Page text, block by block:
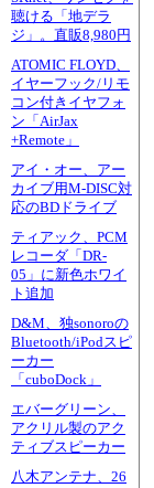
聴ける「地デラ
ジ」。直販8,980円
ATOMIC FLOYD、
イヤーフック/リモ
コン付きイヤフォ
ン「AirJax
+Remote」
アイ・オー、アー
カイブ用M-DISC対
応のBDドライブ
ティアック、PCM
レコーダ「DR-
05」に新色ホワイ
ト追加
D&M、独sonoroの
Bluetooth/iPodスピ
ーカー
「cuboDock」
エバーグリーン、
アクリル製のアク
ティブスピーカー
八木アンテナ、26